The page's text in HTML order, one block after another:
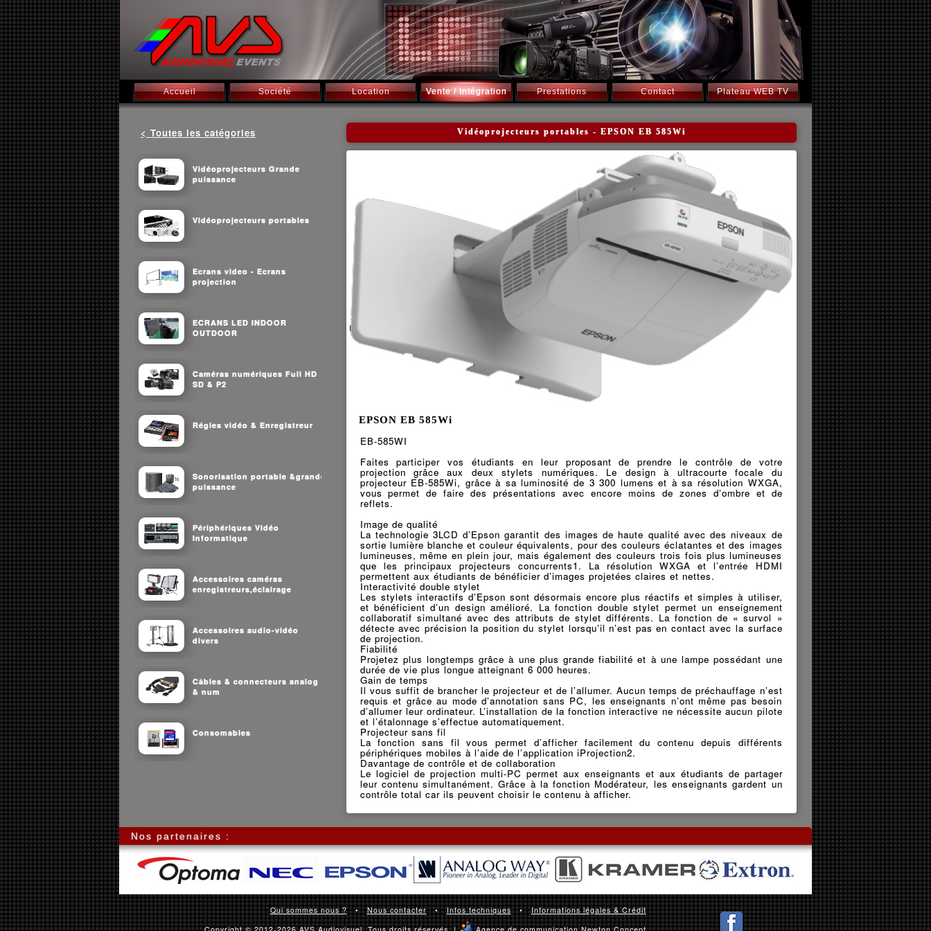
Accueil Société Location Vente / Intégration Prestations Contact Plateau WEB TV
< Toutes les catégories
Vidéoprojecteurs Grande
puissance
Vidéoprojecteurs portables
Ecrans video - Ecrans
projection
ECRANS LED INDOOR
OUTDOOR
Caméras numériques Full HD
SD & P2
Régies vidéo & Enregistreur
Sonorisation portable &grande
puissance
Périphériques Vidéo
Informatique
Accessoires caméras
enregistreurs,éclairage
Accessoires audio-vidéo
divers
Câbles & connecteurs analog
& num
Consomables
Vidéoprojecteurs portables - EPSON EB 585Wi
EPSON EB 585Wi
EB-585WI
Faites participer vos étudiants en leur proposant de prendre le contrôle de votre
projection grâce aux deux stylets numériques. Le design à ultracourte focale du
projecteur EB-585Wi, grâce à sa luminosité de 3 300 lumens et à sa résolution WXGA,
vous permet de faire des présentations avec encore moins de zones d’ombre et de
reflets.
Image de qualité
La technologie 3LCD d’Epson garantit des images de haute qualité avec des niveaux de
sortie lumière blanche et couleur équivalents, pour des couleurs éclatantes et des images
lumineuses, même en plein jour, mais également des couleurs trois fois plus lumineuses
que les principaux projecteurs concurrents1. La résolution WXGA et l’entrée HDMI
permettent aux étudiants de bénéficier d’images projetées claires et nettes.
Interactivité double stylet
Les stylets interactifs d’Epson sont désormais encore plus réactifs et simples à utiliser,
et bénéficient d’un design amélioré. La fonction double stylet permet un enseignement
collaboratif simultané avec des attributs de stylet différents. La fonction de « survol »
détecte avec précision la position du stylet lorsqu’il n’est pas en contact avec la surface
de projection.
Fiabilité
Projetez plus longtemps grâce à une plus grande fiabilité et à une lampe possédant une
durée de vie plus longue atteignant 6 000 heures.
Gain de temps
Il vous suffit de brancher le projecteur et de l’allumer. Aucun temps de préchauffage n’est
requis et grâce au mode d’annotation sans PC, les enseignants n’ont même pas besoin
d’allumer leur ordinateur. L’installation de la fonction interactive ne nécessite aucun pilote
et l’étalonnage s’effectue automatiquement.
Projecteur sans fil
La fonction sans fil vous permet d’afficher facilement du contenu depuis différents
périphériques mobiles à l’aide de l’application iProjection2.
Davantage de contrôle et de collaboration
Le logiciel de projection multi-PC permet aux enseignants et aux étudiants de partager
leur contenu simultanément. Grâce à la fonction Modérateur, les enseignants gardent un
contrôle total car ils peuvent choisir le contenu à afficher.
Nos partenaires :
Qui sommes nous ?•Nous contacter•Infos techniques•Informations légales & Crédit